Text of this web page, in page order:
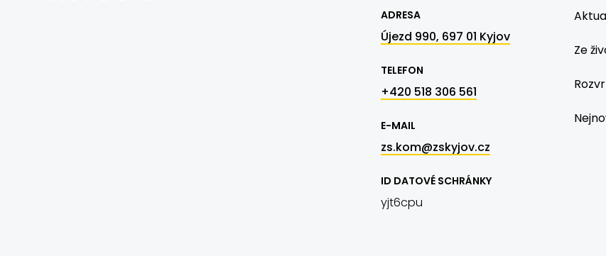
ADRESA
Újezd 990, 697 01 Kyjov
TELEFON
+420 518 306 561
E-MAIL
zs.kom@zskyjov.cz
ID DATOVÉ SCHRÁNKY
yjt6cpu
Ze